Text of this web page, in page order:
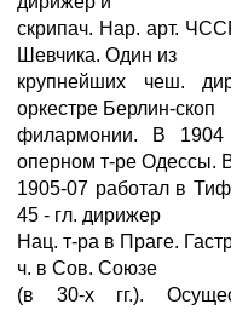
скрипач. Нар. арт.
Шевчика. Один из
крупнейших чеш.
оркестре Берлин-скоп
филармонии. В 1904
оперном т-ре Одессы.
1905-07 работал в
45 - гл. дирижер
Нац. т-ра в Праге.
ч. в Сов. Союзе
(в 30-х гг.).